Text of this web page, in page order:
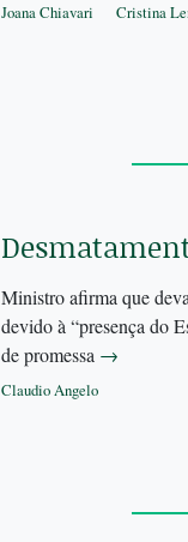
Joana Chiavari Cristina
Ministro afirma que
devido à “presença do
de promessa →
Claudio Angelo